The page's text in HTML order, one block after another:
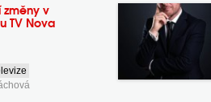
změny v
TV Nova